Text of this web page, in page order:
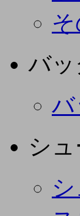
バッ
バ
シ